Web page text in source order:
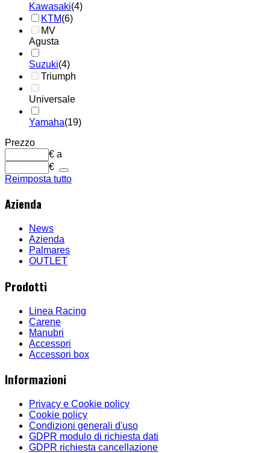
Kawasaki(4)
KTM(6)
MV
Agusta
Suzuki(4)
Triumph
Universale
Yamaha(19)
Prezzo
€ a
€
Reimposta tutto
Azienda
News
Azienda
Palmares
OUTLET
Prodotti
Linea Racing
Carene
Manubri
Accessori
Accessori box
Informazioni
Privacy e Cookie policy
Cookie policy
Condizioni generali d'uso
GDPR modulo di richiesta dati
GDPR richiesta cancellazione